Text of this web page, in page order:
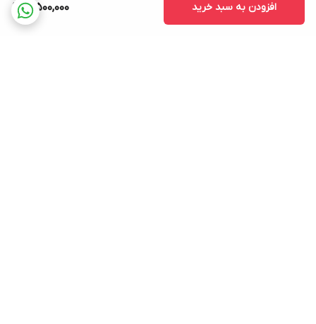
3,500,000 افزودن به سبد خرید